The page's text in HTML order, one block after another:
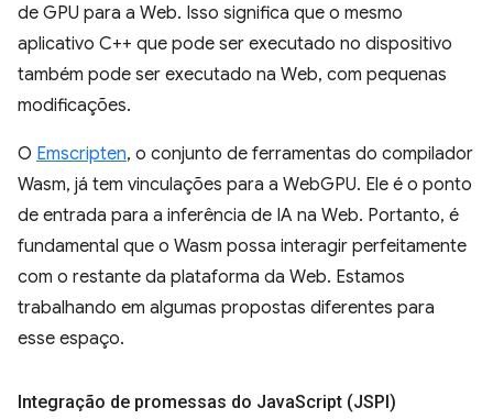
de GPU para a Web. Isso significa que o mesmo
aplicativo C++ que pode ser executado no dispositivo
também pode ser executado na Web, com pequenas
modificações.
O Emscripten, o conjunto de ferramentas do compilador
Wasm, já tem vinculações para a WebGPU. Ele é o ponto
de entrada para a inferência de IA na Web. Portanto, é
fundamental que o Wasm possa interagir perfeitamente
com o restante da plataforma da Web. Estamos
trabalhando em algumas propostas diferentes para
esse espaço.
Integração de promessas do JavaScript (JSPI)